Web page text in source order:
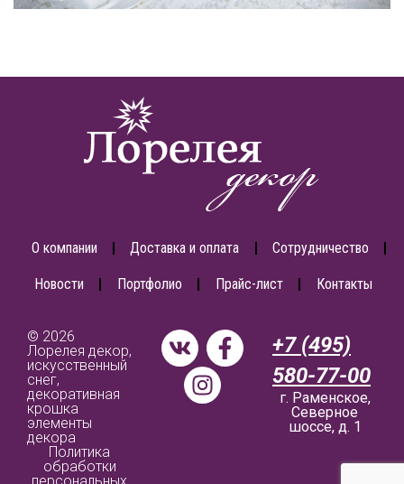
О компании Доставка и оплата Сотрудничество
Новости Портфолио Прайс-лист Контакты
© 2026
Лорелея декор,
искусственный
снег,
декоративная
крошка
элементы
декора
Политика
обработки
+7 (495)
580-77-00
г. Раменское,
Северное
шоссе, д. 1